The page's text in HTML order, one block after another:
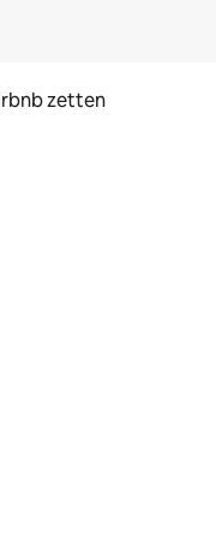
zetten